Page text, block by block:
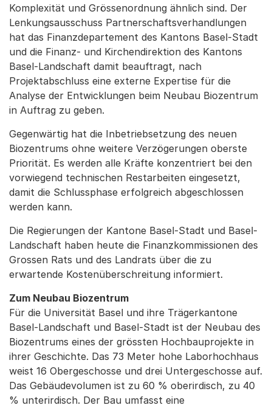
Komplexität und Grössenordnung ähnlich sind. Der
Lenkungsausschuss Partnerschaftsverhandlungen
hat das Finanzdepartement des Kantons Basel-Stadt
und die Finanz- und Kirchendirektion des Kantons
Basel-Landschaft damit beauftragt, nach
Projektabschluss eine externe Expertise für die
Analyse der Entwicklungen beim Neubau Biozentrum
in Auftrag zu geben.
Gegenwärtig hat die Inbetriebsetzung des neuen
Biozentrums ohne weitere Verzögerungen oberste
Priorität. Es werden alle Kräfte konzentriert bei den
vorwiegend technischen Restarbeiten eingesetzt,
damit die Schlussphase erfolgreich abgeschlossen
werden kann.
Die Regierungen der Kantone Basel-Stadt und Basel-
Landschaft haben heute die Finanzkommissionen des
Grossen Rats und des Landrats über die zu
erwartende Kostenüberschreitung informiert.
Zum Neubau Biozentrum
Für die Universität Basel und ihre Trägerkantone
Basel-Landschaft und Basel-Stadt ist der Neubau des
Biozentrums eines der grössten Hochbauprojekte in
ihrer Geschichte. Das 73 Meter hohe Laborhochhaus
weist 16 Obergeschosse und drei Untergeschosse auf.
Das Gebäudevolumen ist zu 60 % oberirdisch, zu 40
% unterirdisch. Der Bau umfasst eine